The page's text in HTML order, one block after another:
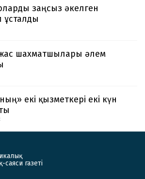
заңсыз әкелген
шахматшылары әлем
екі қызметкері екі күн
саяси газеті